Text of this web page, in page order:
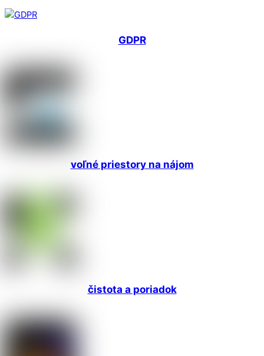
GDPR
voľné priestory na nájom
čistota a poriadok